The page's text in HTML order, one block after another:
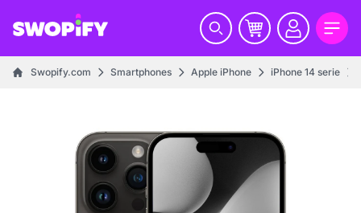
Swopify.com Smartphones Apple iPhone iPhone 14 serie